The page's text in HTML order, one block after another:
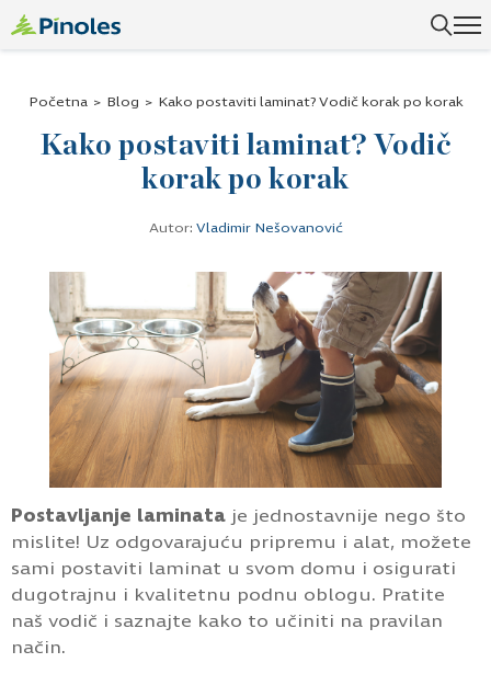
Početna > Blog > Kako postaviti laminat? Vodič korak po korak
Kako postaviti laminat? Vodič
korak po korak
Autor: Vladimir Nešovanović
Postavljanje laminata je jednostavnije nego što
mislite! Uz odgovarajuću pripremu i alat, možete
sami postaviti laminat u svom domu i osigurati
dugotrajnu i kvalitetnu podnu oblogu. Pratite
naš vodič i saznajte kako to učiniti na pravilan
način.